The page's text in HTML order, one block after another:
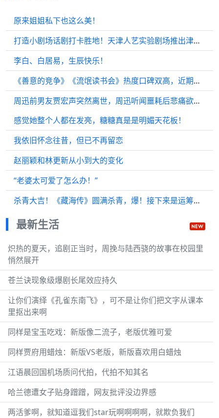
原来姐姐私下也这么美！
打造小剧场话剧打卡胜地！天津人艺实验剧场推出津味戏剧周末常态化演出
李白、白居易，生辰快乐！
《善意的竞争》《流氓读书会》热度口碑双高，近期上新韩剧有何看点？
周迅前男友贾宏声突然离世，周迅听闻噩耗后悲痛欲绝，独自锁在房间一周
感觉她整个人都在发亮，糖糖真是是明媚天花板！
我依旧怀念往昔，但已不再留恋
赵丽颖和林更新从小到大的变化
“老婆太可爱了怎么办！”
杀青大吉！《藏海传》圆满杀青，爆！接下来是运筹帷幄的藏海大人
最新生活
炽热的夏天，追剧正当时，周挽与陆西骁的故事在校园里
悄然展开
苍兰诀现象级爆剧长尾效应持久
让你们演绎《孔雀东南飞》，可不是让你们把文字从课本
里抠出来啊
同样是宝玉吃戏：新版像二流子，老版优雅可爱
同样贾府用蜡烛：新版VS老版，新版喜欢用白蜡烛
江语晨回国机场质问代拍，代拍不知其名
哈兰德遭女子贴身蹭蹭，网友批评没边界感
两活爹啊，就知道逗我们star玩啊啊啊啊，就欺负我们